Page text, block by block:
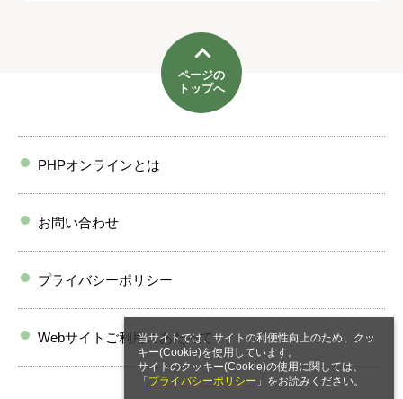
当サイトでは、サイトの利便性向上のため、クッ
キー(Cookie)を使用しています。
サイトのクッキー(Cookie)の使用に関しては、
「 プライバシーポリシー 」をお読みください。
ページの
トップへ
PHPオンラインとは
お問い合わせ
プライバシーポリシー
Webサイトご利用にあたって